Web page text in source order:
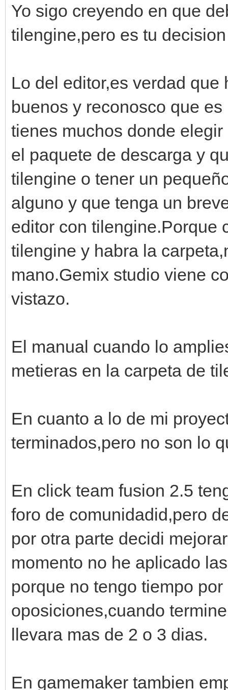
Yo sigo creyendo en que
tilengine,pero es tu
Lo del editor,es verdad
buenos y reconosco que
tienes muchos donde
el paquete de descarga y
tilengine o tener un
alguno y que tenga un
editor con tilengine.Porque
tilengine y habra la
mano.Gemix studio viene
vistazo.
El manual cuando lo
metieras en la carpeta de
En cuanto a lo de mi
terminados,pero no son lo
En click team fusion 2.5
foro de comunidadid,pero
por otra parte decidi
momento no he aplicado
porque no tengo tiempo
oposiciones,cuando
llevara mas de 2 o 3 dias.
En gamemaker tambien